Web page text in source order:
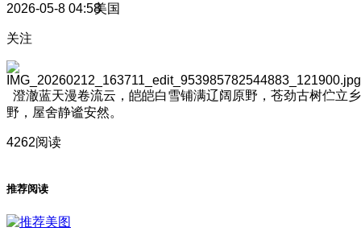
2026-05-8 04:58美国
关注
澄澈蓝天漫卷流云，皑皑白雪铺满辽阔原野，苍劲古树伫立乡
野，屋舍静谧安然。
4262阅读
推荐阅读